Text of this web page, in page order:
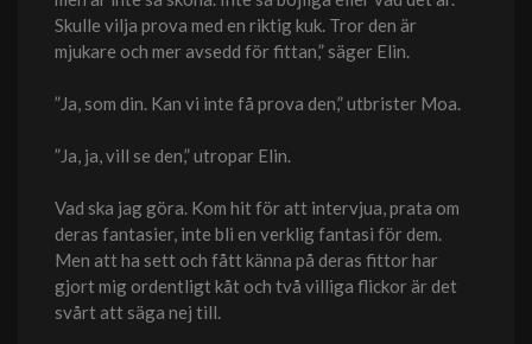
Skulle vilja prova med en riktig kuk. Tror den är
mjukare och mer avsedd för fittan,” säger Elin.
”Ja, som din. Kan vi inte få prova den,” utbrister Moa.
”Ja, ja, vill se den,” utropar Elin.
Vad ska jag göra. Kom hit för att intervjua, prata om
deras fantasier, inte bli en verklig fantasi för dem.
Men att ha sett och fått känna på deras fittor har
gjort mig ordentligt kåt och två villiga flickor är det
svårt att säga nej till.